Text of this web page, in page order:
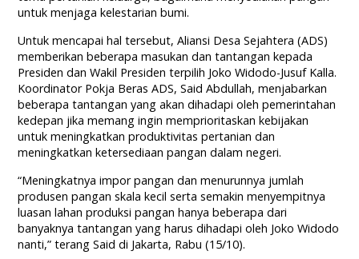
untuk menjaga kelestarian bumi.
Untuk mencapai hal tersebut, Aliansi Desa Sejahtera (ADS)
memberikan beberapa masukan dan tantangan kepada
Presiden dan Wakil Presiden terpilih Joko Widodo-Jusuf Kalla.
Koordinator Pokja Beras ADS, Said Abdullah, menjabarkan
beberapa tantangan yang akan dihadapi oleh pemerintahan
kedepan jika memang ingin memprioritaskan kebijakan
untuk meningkatkan produktivitas pertanian dan
meningkatkan ketersediaan pangan dalam negeri.
“Meningkatnya impor pangan dan menurunnya jumlah
produsen pangan skala kecil serta semakin menyempitnya
luasan lahan produksi pangan hanya beberapa dari
banyaknya tantangan yang harus dihadapi oleh Joko Widodo
nanti,” terang Said di Jakarta, Rabu (15/10).